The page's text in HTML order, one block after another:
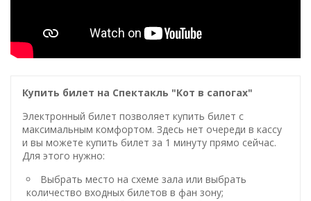
Купить билет на Спектакль "Кот в сапогах"
Электронный билет позволяет купить билет с
максимальным комфортом. Здесь нет очереди в кассу
и вы можете купить билет за 1 минуту прямо сейчас.
Для этого нужно:
Выбрать место на схеме зала или выбрать
количество входных билетов в фан зону;